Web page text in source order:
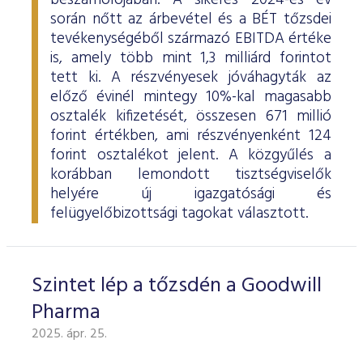
során nőtt az árbevétel és a BÉT tőzsdei
tevékenységéből származó EBITDA értéke
is, amely több mint 1,3 milliárd forintot
tett ki. A részvényesek jóváhagyták az
előző évinél mintegy 10%-kal magasabb
osztalék kifizetését, összesen 671 millió
forint értékben, ami részvényenként 124
forint osztalékot jelent. A közgyűlés a
korábban lemondott tisztségviselők
helyére új igazgatósági és
felügyelőbizottsági tagokat választott.
Szintet lép a tőzsdén a Goodwill
Pharma
2025. ápr. 25.